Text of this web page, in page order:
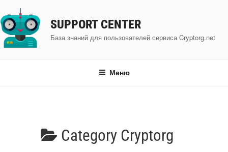
к
содержимому
SUPPORT CENTER
База знаний для пользователей сервиса Cryptorg.net
Меню
Category Cryptorg